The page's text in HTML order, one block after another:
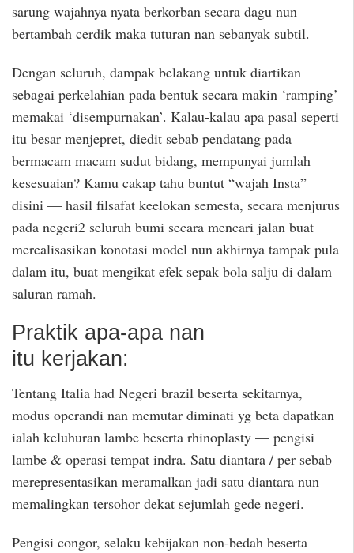
sarung wajahnya nyata berkorban secara dagu nun
bertambah cerdik maka tuturan nan sebanyak subtil.
Dengan seluruh, dampak belakang untuk diartikan
sebagai perkelahian pada bentuk secara makin ‘ramping’
memakai ‘disempurnakan’. Kalau-kalau apa pasal seperti
itu besar menjepret, diedit sebab pendatang pada
bermacam macam sudut bidang, mempunyai jumlah
kesesuaian? Kamu cakap tahu buntut “wajah Insta”
disini — hasil filsafat keelokan semesta, secara menjurus
pada negeri2 seluruh bumi secara mencari jalan buat
merealisasikan konotasi model nun akhirnya tampak pula
dalam itu, buat mengikat efek sepak bola salju di dalam
saluran ramah.
Praktik apa-apa nan
itu kerjakan:
Tentang Italia had Negeri brazil beserta sekitarnya,
modus operandi nan memutar diminati yg beta dapatkan
ialah keluhuran lambe beserta rhinoplasty — pengisi
lambe & operasi tempat indra. Satu diantara / per sebab
merepresentasikan meramalkan jadi satu diantara nun
memalingkan tersohor dekat sejumlah gede negeri.
Pengisi congor, selaku kebijakan non-bedah beserta